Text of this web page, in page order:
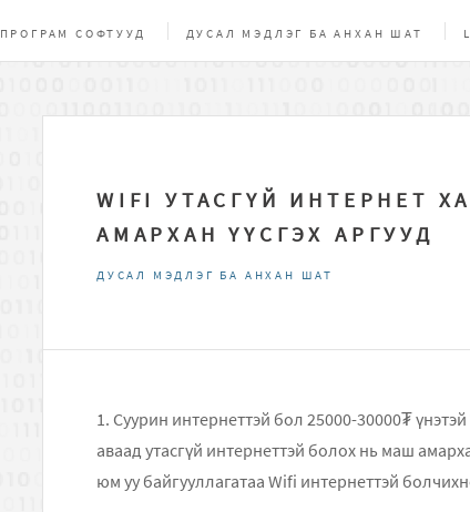
ПРОГРАМ СОФТУУД ДУСАЛ МЭДЛЭГ БА АНХАН ШАТ
WIFI УТАСГҮЙ ИНТЕРНЕТ
АМАРХАН ҮҮСГЭХ АРГУУД
ДУСАЛ МЭДЛЭГ БА АНХАН ШАТ
1. Суурин интернеттэй бол 25000-30000₮
аваад утасгүй интернеттэй болох нь маш
юм уу байгууллагатаа Wifi интернеттэй